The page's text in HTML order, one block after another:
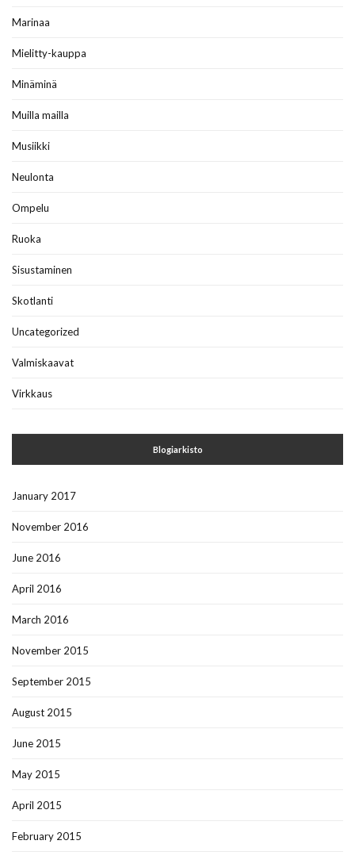
Marinaa
Mielitty-kauppa
Minäminä
Muilla mailla
Musiikki
Neulonta
Ompelu
Ruoka
Sisustaminen
Skotlanti
Uncategorized
Valmiskaavat
Virkkaus
Blogiarkisto
January 2017
November 2016
June 2016
April 2016
March 2016
November 2015
September 2015
August 2015
June 2015
May 2015
April 2015
February 2015